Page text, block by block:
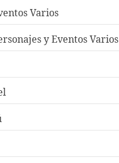
Varios
y Eventos Varios